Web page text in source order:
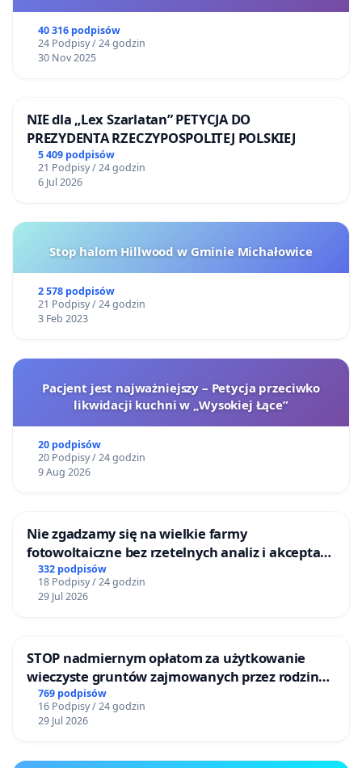
40 316 podpisów
24 Podpisy / 24 godzin
30 Nov 2025
NIE dla „Lex Szarlatan” PETYCJA DO
PREZYDENTA RZECZYPOSPOLITEJ POLSKIEJ
5 409 podpisów
21 Podpisy / 24 godzin
6 Jul 2026
Stop halom Hillwood w Gminie Michałowice
2 578 podpisów
21 Podpisy / 24 godzin
3 Feb 2023
Pacjent jest najważniejszy – Petycja przeciwko
likwidacji kuchni w „Wysokiej Łące”
20 podpisów
20 Podpisy / 24 godzin
9 Aug 2026
Nie zgadzamy się na wielkie farmy
fotowoltaiczne bez rzetelnych analiz i akceptacji
mieszkańców
332 podpisów
18 Podpisy / 24 godzin
29 Jul 2026
STOP nadmiernym opłatom za użytkowanie
wieczyste gruntów zajmowanych przez rodzinne
ogrody działkowe.
769 podpisów
16 Podpisy / 24 godzin
29 Jul 2026